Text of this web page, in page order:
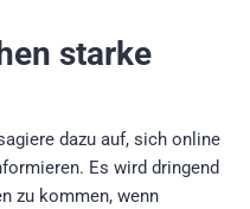
starke
dazu auf, sich online
Es wird dringend
zu kommen, wenn